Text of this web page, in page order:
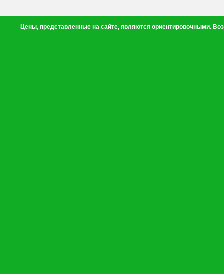
Цены, представленные на сайте, являются ориентировочными.